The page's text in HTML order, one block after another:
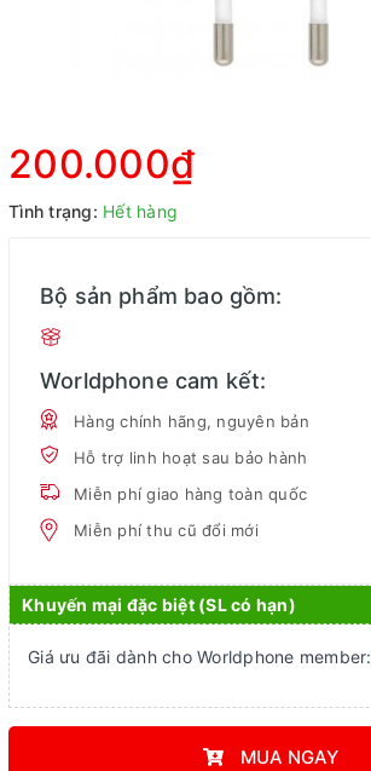
200.000₫
Tình trạng: Hết hàng
Bộ sản phẩm bao gồm:
Worldphone cam kết:
Hàng chính hãng, nguyên bản
Hỗ trợ linh hoạt sau bảo hành
Miễn phí giao hàng toàn quốc
Miễn phí thu cũ đổi mới
Khuyến mại đặc biệt (SL có hạn)
Giá ưu đãi dành cho Worldphone member:
MUA NGAY